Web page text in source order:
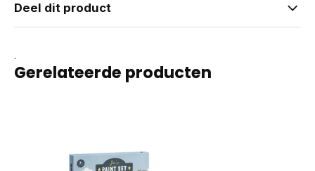
Deel dit product
.
Gerelateerde producten